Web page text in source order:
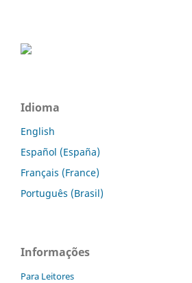
Idioma
English
Español (España)
Français (France)
Português (Brasil)
Informações
Para Leitores